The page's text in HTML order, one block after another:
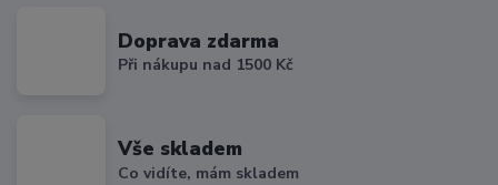
Doprava zdarma
Při nákupu nad 1500 Kč
Vše skladem
Co vidíte, mám skladem